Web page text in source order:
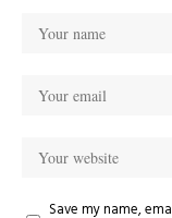
Save my name,